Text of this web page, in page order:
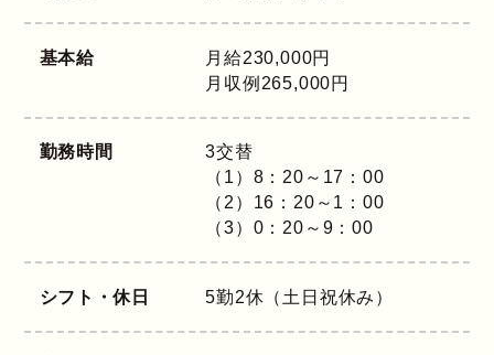
基本給
月給230,000円
月収例265,000円
勤務時間
3交替
（1）8：20～17：00
（2）16：20～1：00
（3）0：20～9：00
シフト・休日 5勤2休（土日祝休み）